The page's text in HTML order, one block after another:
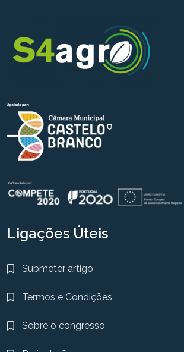
Ligações Úteis
Submeter artigo
Termos e Condições
Sobre o congresso